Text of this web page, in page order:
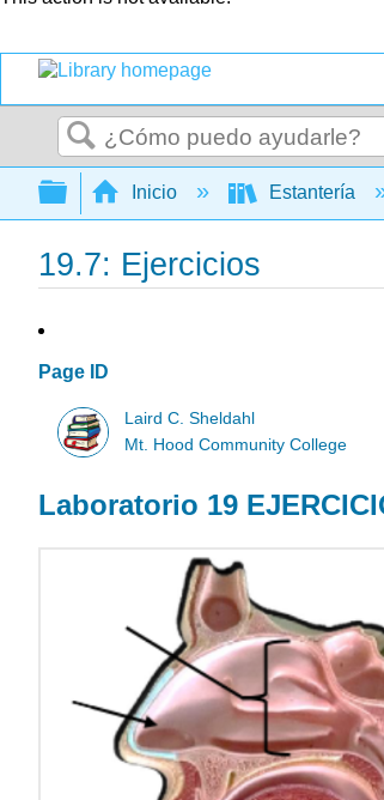
Buscar
Expandir/contraer
Inicio Estantería
19.7: Ejercicios
Page ID
Laird C. Sheldahl
Mt. Hood Community College
Laboratorio 19